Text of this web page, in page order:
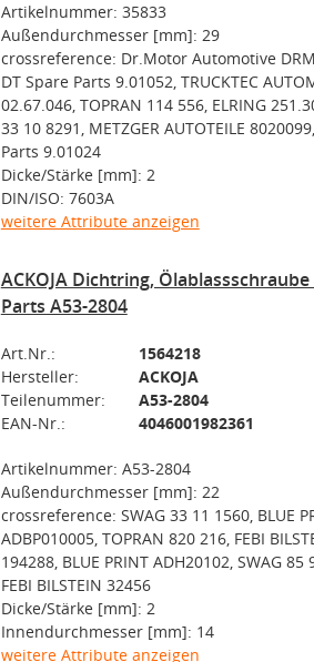
Artikelnummer: 35833
Außendurchmesser [mm]: 29
crossreference: Dr.Motor Automotive
DT Spare Parts 9.01052, TRUCKTEC
02.67.046, TOPRAN 114 556, ELRING
33 10 8291, METZGER AUTOTEILE
Parts 9.01024
Dicke/Stärke [mm]: 2
DIN/ISO: 7603A
weitere Attribute anzeigen
ACKOJA Dichtring,
Parts A53-2804
Art.Nr.:
1564218
Hersteller:
ACKOJA
Teilenummer:
A53-2804
EAN-Nr.:
4046001982361
Artikelnummer: A53-2804
Außendurchmesser [mm]: 22
crossreference: SWAG 33 11 1560, BLUE
ADBP010005, TOPRAN 820 216, FEBI
194288, BLUE PRINT ADH20102, SWAG 85
FEBI BILSTEIN 32456
Dicke/Stärke [mm]: 2
Innendurchmesser [mm]: 14
weitere Attribute anzeigen